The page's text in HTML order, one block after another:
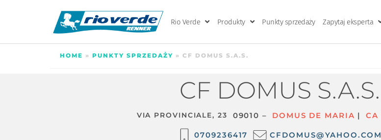
Rio Verde Produkty Punkty sprzedaży Zapytaj eksperta
HOME » PUNKTY SPRZEDAŻY » CF DOMUS S.A.S.
CF DOMUS S.A.S.
VIA PROVINCIALE, 23 09010 – DOMUS DE MARIA | CA
0709236417 CFDOMUS@YAHOO.COM